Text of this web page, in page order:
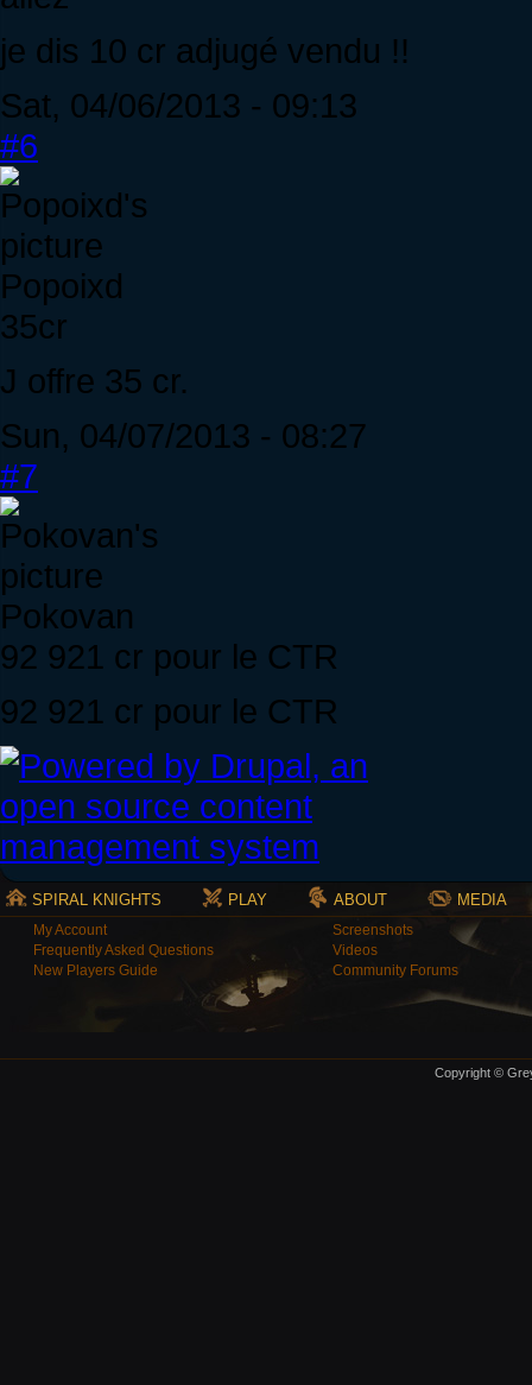
je dis 10 cr adjugé vendu !!
Sat, 04/06/2013 - 09:13
#6
Popoixd
35cr
J offre 35 cr.
Sun, 04/07/2013 - 08:27
#7
Pokovan
92 921 cr pour le CTR
92 921 cr pour le CTR
SPIRAL KNIGHTS PLAY ABOUT MEDIA
My Account
Frequently Asked Questions
New Players Guide
Screenshots
Videos
Community Forums
Copyright ©